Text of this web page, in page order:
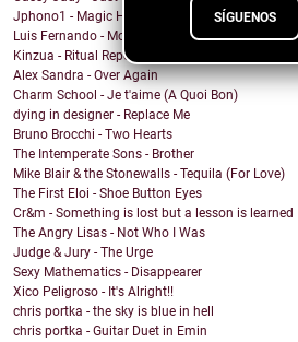
SÍGUENOS
Jphono1 - Magic Here
Luis Fernando - Modo Avion
Kinzua - Ritual Repeat
Alex Sandra - Over Again
Charm School - Je t'aime (A Quoi Bon)
dying in designer - Replace Me
Bruno Brocchi - Two Hearts
The Intemperate Sons - Brother
Mike Blair & the Stonewalls - Tequila (For Love)
The First Eloi - Shoe Button Eyes
Cr&m - Something is lost but a lesson is learned
The Angry Lisas - Not Who I Was
Judge & Jury - The Urge
Sexy Mathematics - Disappearer
Xico Peligroso - It's Alright!!
chris portka - the sky is blue in hell
chris portka - Guitar Duet in Emin